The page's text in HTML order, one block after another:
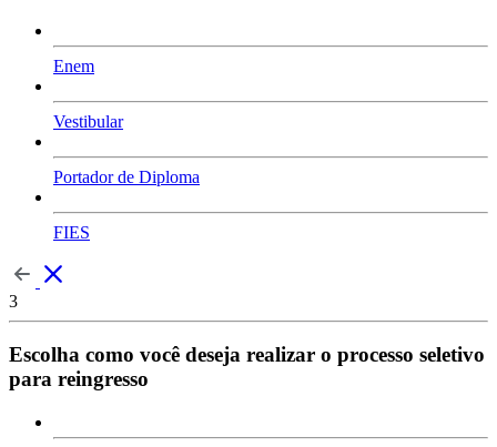
Enem
Vestibular
Portador de Diploma
FIES
3
Escolha como você deseja realizar o processo seletivo
para reingresso